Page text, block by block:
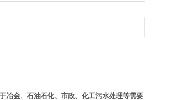
冶金、石油石化、市政、化工污水处理等需要